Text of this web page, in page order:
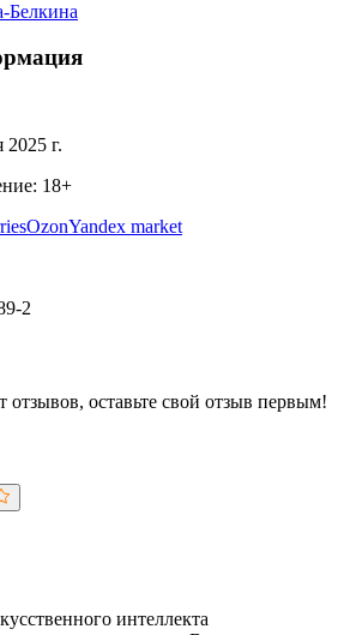
Белкина
2025 г.
18+
OzonYandex market
2
оставьте свой отзыв первым!